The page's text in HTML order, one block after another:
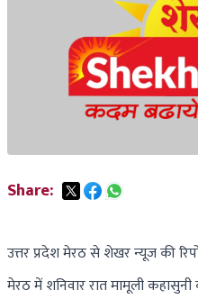
Share:
उत्तर प्रदेश मेरठ से शेखर न्यूज की
मेरठ में शनिवार रात मामूली